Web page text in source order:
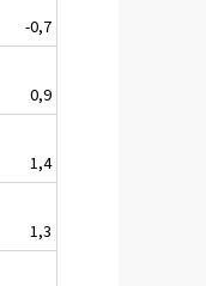
-0,7
0,9
1,4
1,3